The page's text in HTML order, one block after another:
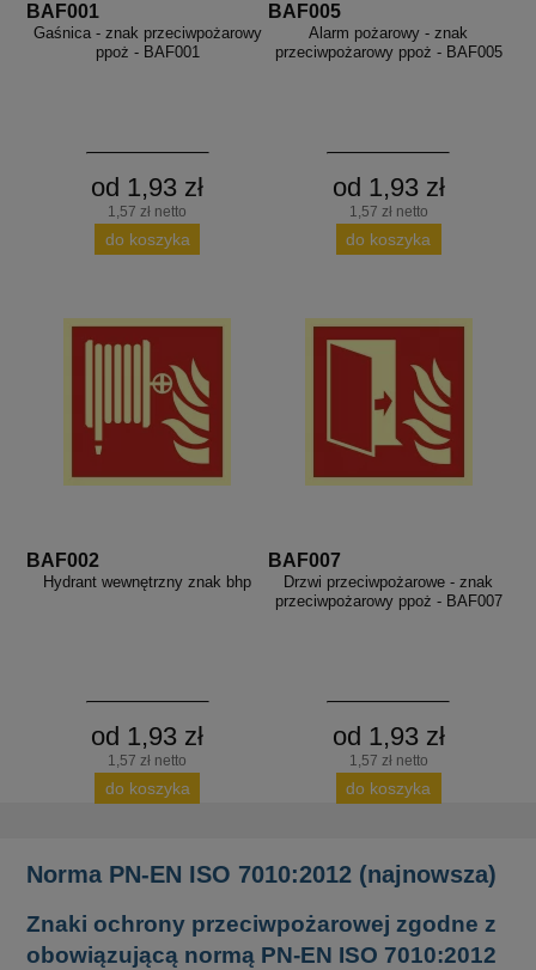
BAF001
Gaśnica - znak przeciwpożarowy
ppoż - BAF001
od 1,93 zł
1,57 zł netto
do koszyka
BAF005
Alarm pożarowy - znak
przeciwpożarowy ppoż - BAF005
od 1,93 zł
1,57 zł netto
do koszyka
BAF002
Hydrant wewnętrzny znak bhp
od 1,93 zł
1,57 zł netto
do koszyka
BAF007
Drzwi przeciwpożarowe - znak
przeciwpożarowy ppoż - BAF007
od 1,93 zł
1,57 zł netto
do koszyka
Norma PN-EN ISO 7010:2012 (najnowsza)
Znaki ochrony przeciwpożarowej zgodne z
obowiązującą normą PN-EN ISO 7010:2012